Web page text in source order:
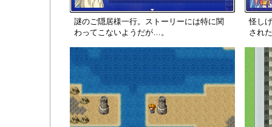
謎のご隠居様一行。ストーリーには特に関
わってこないようだが…。
怪し
され